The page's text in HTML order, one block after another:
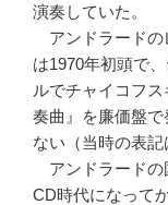
演奏していた。
アンドラードの
は1970年初頭で
ルでチャイコフ
奏曲』を廉価盤
ない（当時の表記
アンドラードの
CD時代になって